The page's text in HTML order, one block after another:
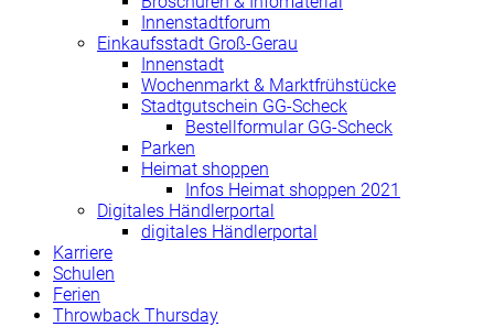
Innenstadtforum
Einkaufsstadt Groß-Gerau
Innenstadt
Wochenmarkt & Marktfrühstücke
Stadtgutschein GG-Scheck
Bestellformular GG-Scheck
Parken
Heimat shoppen
Infos Heimat shoppen 2021
Digitales Händlerportal
digitales Händlerportal
Karriere
Schulen
Ferien
Throwback Thursday